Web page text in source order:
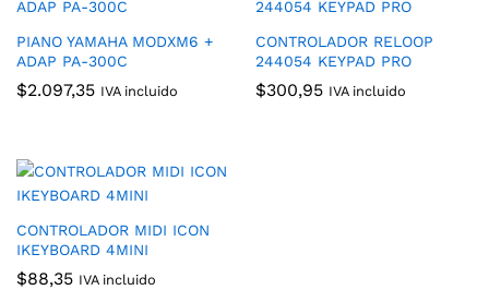
PIANO YAMAHA MODXM6 +
ADAP PA-300C
$2.097,35 IVA incluido
CONTROLADOR RELOOP
244054 KEYPAD PRO
$300,95 IVA incluido
CONTROLADOR MIDI ICON
IKEYBOARD 4MINI
$88,35 IVA incluido